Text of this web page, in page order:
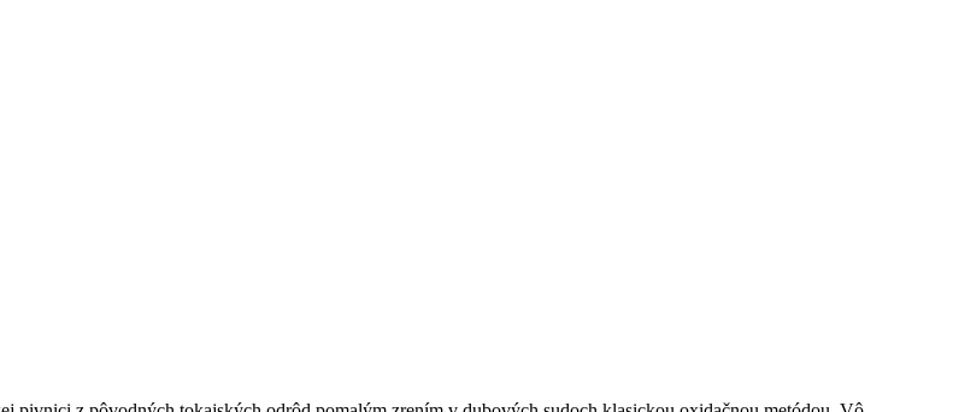
spracované vína z tokajských odrôd Furmint, Lipovina a Muškát žltý reduktívnou technológiou. Hrozno spracúvame